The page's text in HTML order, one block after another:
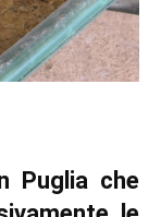
Puglia che